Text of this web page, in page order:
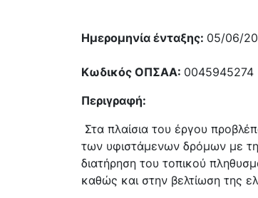
Ημερομηνία ένταξης: 05/06/
Κωδικός ΟΠΣAA: 0045945274
Περιγραφή:
Στα πλαίσια του έργου
των υφιστάμενων δρόμων με
διατήρηση του τοπικού
καθώς και στην βελτίωση της